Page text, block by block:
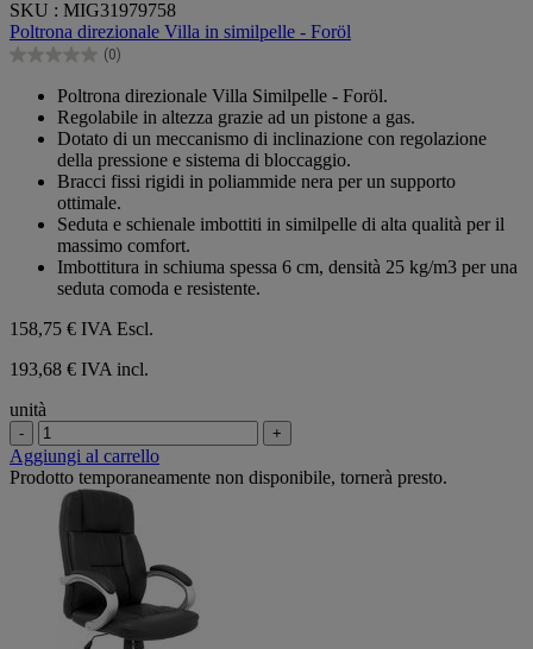
su
5
stelle.
SKU : MIG31979758
Poltrona direzionale Villa in similpelle - Foröl
(0)
0.0
Poltrona direzionale Villa Similpelle - Foröl.
Regolabile in altezza grazie ad un pistone a gas.
Dotato di un meccanismo di inclinazione con regolazione
della pressione e sistema di bloccaggio.
Bracci fissi rigidi in poliammide nera per un supporto
ottimale.
Seduta e schienale imbottiti in similpelle di alta qualità per il
massimo comfort.
Imbottitura in schiuma spessa 6 cm, densità 25 kg/m3 per una
seduta comoda e resistente.
158,75 € IVA Escl.
193,68 € IVA incl.
unità
- +
Aggiungi al carrello
Prodotto temporaneamente non disponibile, tornerà presto.